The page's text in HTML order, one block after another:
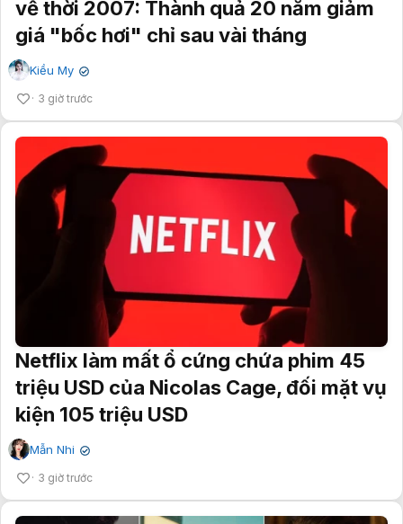
về thời 2007: Thành quả 20 năm giảm
giá "bốc hơi" chỉ sau vài tháng
Kiều My ✔
3 giờ trước
Netflix làm mất ổ cứng chứa phim 45
triệu USD của Nicolas Cage, đối mặt vụ
kiện 105 triệu USD
Mẫn Nhi ✔
3 giờ trước